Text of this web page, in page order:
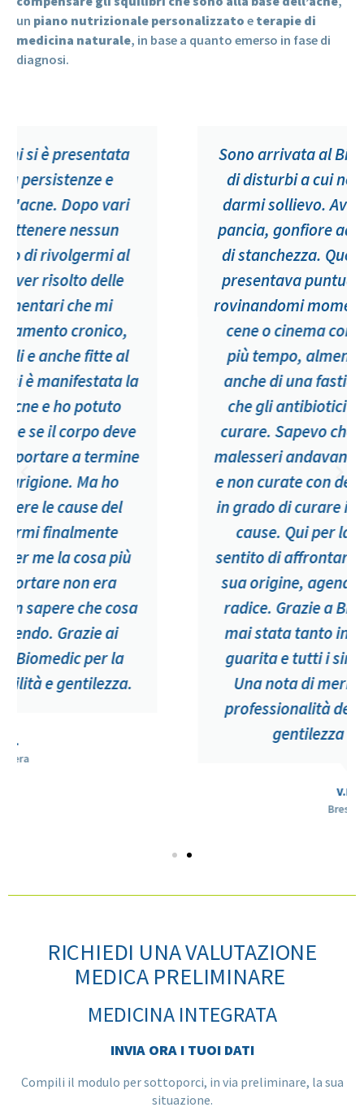
un piano nutrizionale personalizzato e terapie di
medicina naturale, in base a quanto emerso in fase di
diagnosi.
Sono arrivata al Biomedic dopo anni
di disturbi a cui nessuno riusciva e
darmi sollievo. Avevo spesso mal di
pancia, gonfiore addominale e senso
di stanchezza. Questa sensazione si
presentava puntualmente da 3 anni
rovinandomi momenti piacevoli come
cene o cinema con amici. Da ancor
più tempo, almeno 6 anni, soffrivo
anche di una fastidiosa acne al viso
che gli antibiotici non riuscivano a
curare. Sapevo che le cause dei miei
malesseri andavano ricercate a fondo
e non curate con dei farmaci palliativi
in grado di curare i sintomi ma non le
cause. Qui per la prima volta ho
sentito di affrontare il problema dalla
sua origine, agendo sulla causa alla
radice. Grazie a Biomedic non sono
mai stata tanto in forma. La pelle è
guarita e tutti i sintomi scomparsi.
Una nota di merito va anche alla
professionalità del personale e alla
RICHIEDI UNA VALUTAZIONE
MEDICA PRELIMINARE
MEDICINA INTEGRATA
INVIA ORA I TUOI DATI
Compili il modulo per sottoporci, in via preliminare, la sua
situazione.